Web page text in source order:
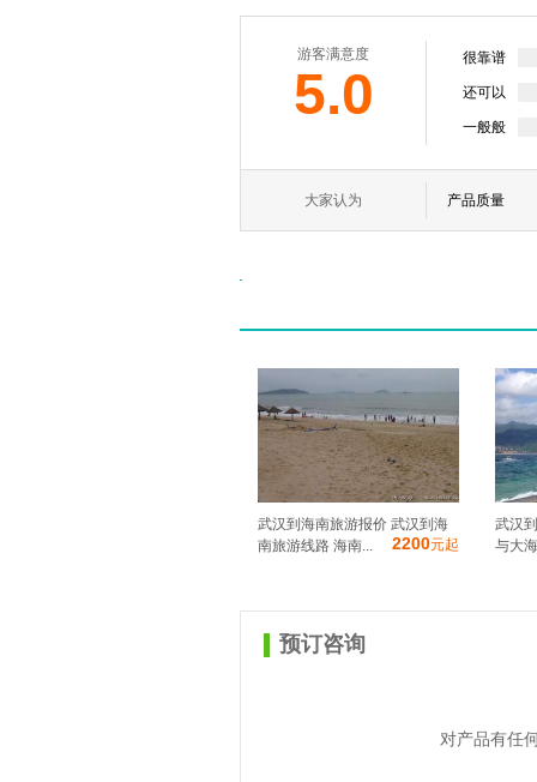
游客满意度
5.0
很靠谱
还可以
一般般
大家认为 产品质量
武汉到海南旅游报价 武汉到海
南旅游线路 海南...
2200元起
武汉
与大
预订咨询
对产品有任